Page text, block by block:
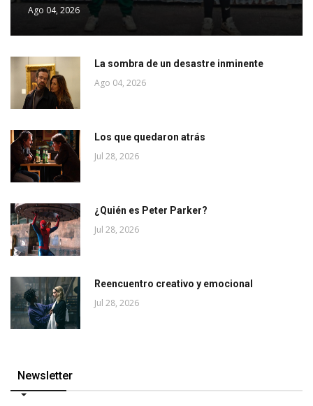
Ago 04, 2026
La sombra de un desastre inminente
Ago 04, 2026
Los que quedaron atrás
Jul 28, 2026
¿Quién es Peter Parker?
Jul 28, 2026
Reencuentro creativo y emocional
Jul 28, 2026
Newsletter